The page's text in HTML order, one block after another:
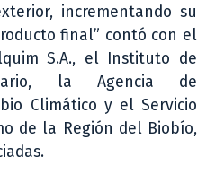
incrementando su
final” contó con el
S.A., el Instituto de
la Agencia de
Climático y el Servicio
de la Región del Biobío,